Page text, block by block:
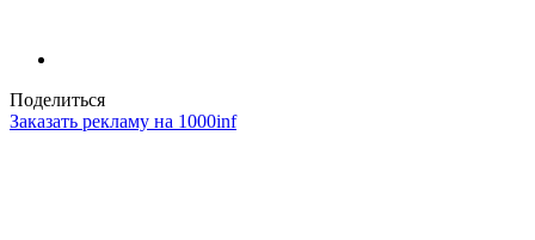
Поделиться
Заказать рекламу на 1000inf